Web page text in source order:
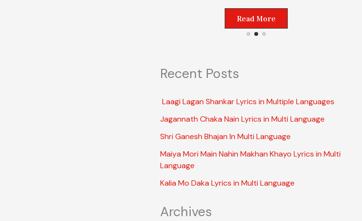
Read More
Recent Posts
Laagi Lagan Shankar Lyrics in Multiple Languages
Jagannath Chaka Nain Lyrics in Multi Language
Shri Ganesh Bhajan In Multi Language
Maiya Mori Main Nahin Makhan Khayo Lyrics in Multi
Language
Kalia Mo Daka Lyrics in Multi Language
Archives